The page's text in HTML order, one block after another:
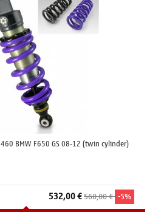
460 BMW F650 GS 08-12 (twin cylinder)
532,00 €560,00 € -5%